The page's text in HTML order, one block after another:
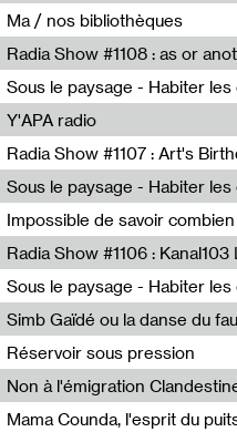
Pierre Henry,Emmanuel Parent
Ma / nos bibliothèques
Radio Zero
Nastassja Martin
Y'APA radio
Pierrick Mouton
Radio Helsinki
Nastassja Martin
Mélanie Blaison,Mateo Cuin
Radia Show #1106 :
Kanal103
Nastassja Martin
Pierrick Mouton,Simb Gaïdé
Réservoir sous pression
Eden Tinto Collins,Rukku